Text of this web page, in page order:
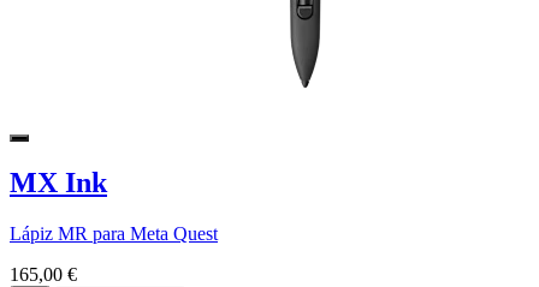
MX Ink
Lápiz MR para Meta Quest
165,00 €